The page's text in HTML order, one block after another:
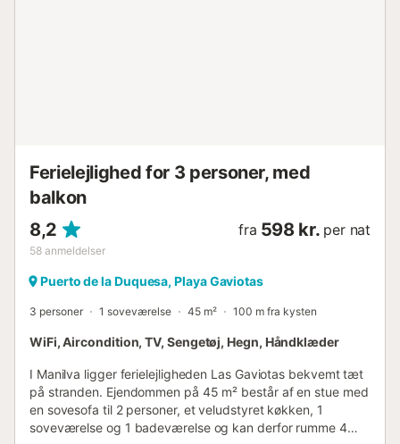
Ferielejlighed for 3 personer, med
balkon
8,2
58 anmeldelser
fra 598 kr. per nat
Puerto de la Duquesa, Playa Gaviotas
3 personer 1 soveværelse 45 m² 100 m fra kysten
WiFi, Aircondition, TV, Sengetøj, Hegn, Håndklæder
I Manilva ligger ferielejligheden Las Gaviotas bekvemt tæt
på stranden. Ejendommen på 45 m² består af en stue med
en sovesofa til 2 personer, et veludstyret køkken, 1
soveværelse og 1 badeværelse og kan derfor rumme 4